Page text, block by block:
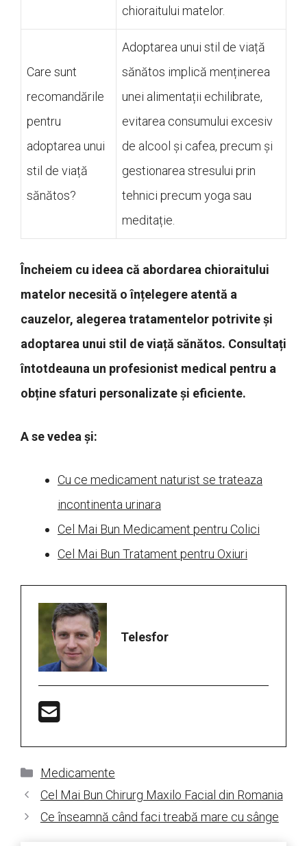
chioraitului matelor.
Care sunt
recomandările
pentru
adoptarea unui
stil de viață
sănătos?
Adoptarea unui stil de viață
sănătos implică menținerea
unei alimentații echilibrate,
evitarea consumului excesiv
de alcool și cafea, precum și
gestionarea stresului prin
tehnici precum yoga sau
meditație.
Încheiem cu ideea că abordarea chioraitului
matelor necesită o înțelegere atentă a
cauzelor, alegerea tratamentelor potrivite și
adoptarea unui stil de viață sănătos. Consultați
întotdeauna un profesionist medical pentru a
obține sfaturi personalizate și eficiente.
A se vedea și:
Cu ce medicament naturist se trateaza
incontinenta urinara
Cel Mai Bun Medicament pentru Colici
Cel Mai Bun Tratament pentru Oxiuri
Telesfor
Categorii
Medicamente
Cel Mai Bun Chirurg Maxilo Facial din Romania
Ce înseamnă când faci treabă mare cu sânge